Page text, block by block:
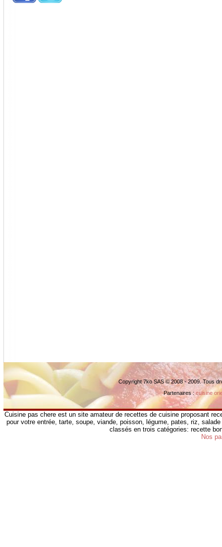
Copyright 7ko SAS © 2008 - 2009. Tous
Partenaires :cuisine
Cuisine pas chere est un site amateur de recettes de cuisine proposant
pour votre entrée, tarte, soupe, viande, poisson, légume, pates, riz,
classés en trois catégories: recette
Nos